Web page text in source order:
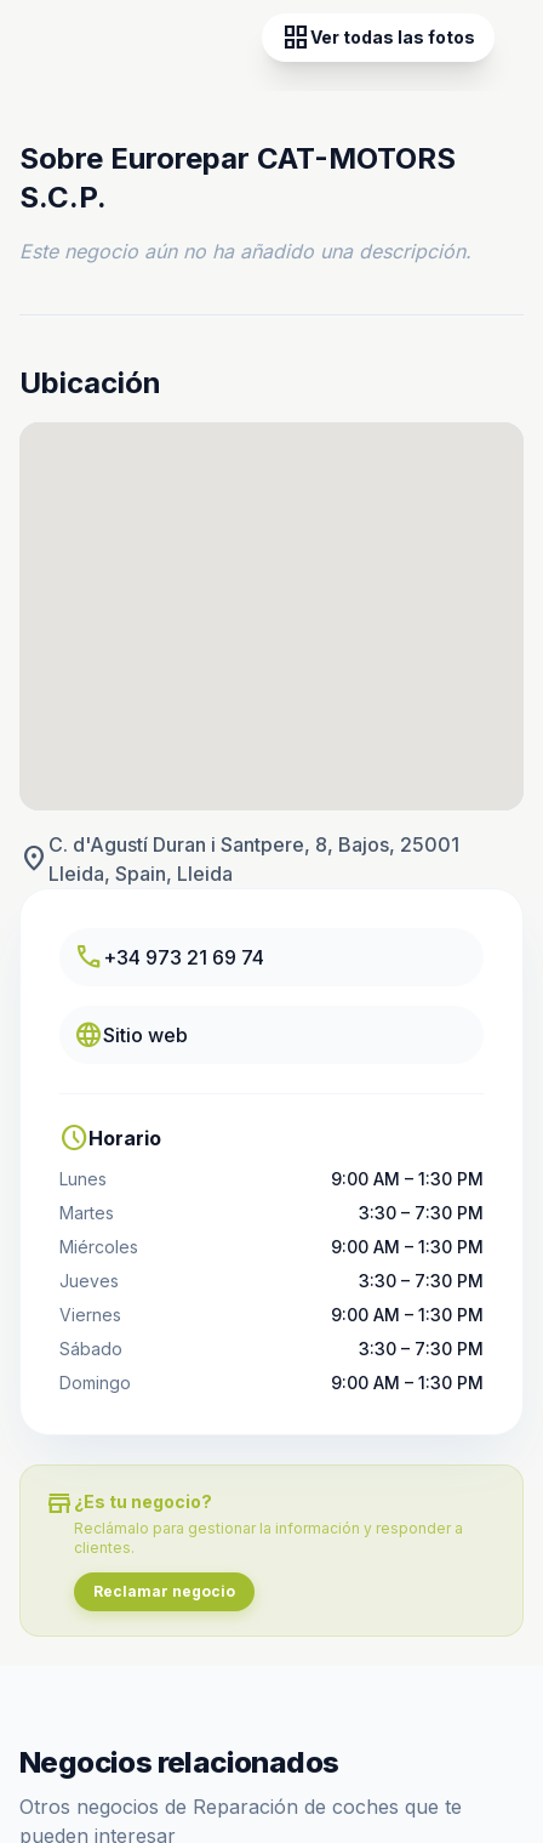
grid_viewVer todas las fotos
Sobre Eurorepar CAT-MOTORS
S.C.P.
Este negocio aún no ha añadido una descripción.
Ubicación
location_on C. d'Agustí Duran i Santpere, 8, Bajos, 25001
Lleida, Spain, Lleida
call +34 973 21 69 74
languageSitio web
scheduleHorario
Lunes
9:00 AM – 1:30 PM
Martes
3:30 – 7:30 PM
Miércoles
9:00 AM – 1:30 PM
Jueves
3:30 – 7:30 PM
Viernes
9:00 AM – 1:30 PM
Sábado
3:30 – 7:30 PM
Domingo
9:00 AM – 1:30 PM
store ¿Es tu negocio?
Reclámalo para gestionar la información y responder a
clientes.
Reclamar negocio
Negocios relacionados
Otros negocios de Reparación de coches que te
pueden interesar